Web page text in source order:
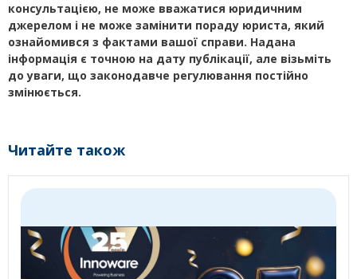
консультацією, не може вважатися юридичним
джерелом і не може замінити пораду юриста, який
ознайомився з фактами вашої справи. Надана
інформація є точною на дату публікації, але візьміть
до уваги, що законодавче регулювання постійно
змінюється.
Читайте також